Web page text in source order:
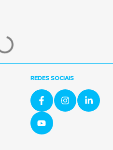
REDES SOCIAIS